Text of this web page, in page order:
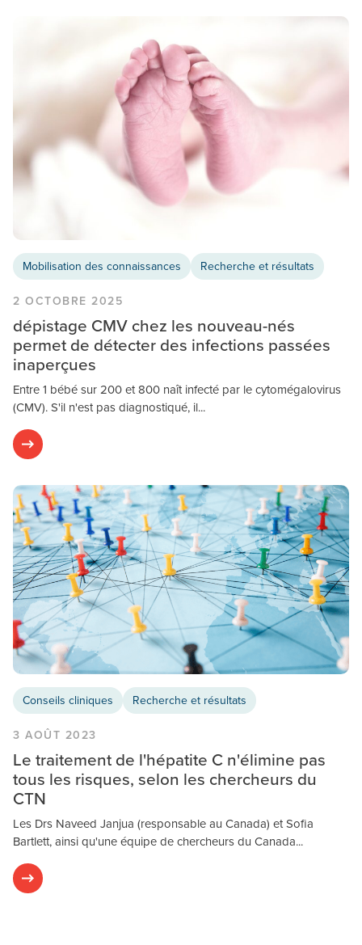
Mobilisation des connaissances Recherche et résultats
2 OCTOBRE 2025
dépistage CMV chez les nouveau-nés
permet de détecter des infections passées
inaperçues
Entre 1 bébé sur 200 et 800 naît infecté par le cytomégalovirus
(CMV). S'il n'est pas diagnostiqué, il...
Conseils cliniques Recherche et résultats
3 AOÛT 2023
Le traitement de l'hépatite C n'élimine pas
tous les risques, selon les chercheurs du
CTN
Les Drs Naveed Janjua (responsable au Canada) et Sofia
Bartlett, ainsi qu'une équipe de chercheurs du Canada...